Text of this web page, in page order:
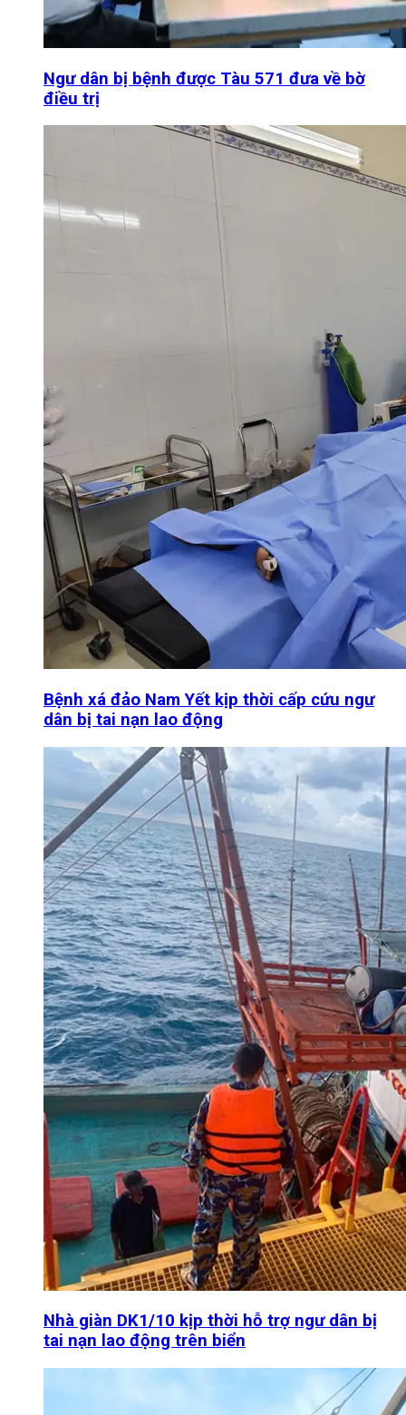
Ngư dân bị bệnh được Tàu 571 đưa về bờ
điều trị
Bệnh xá đảo Nam Yết kịp thời cấp cứu ngư
dân bị tai nạn lao động
Nhà giàn DK1/10 kịp thời hỗ trợ ngư dân bị
tai nạn lao động trên biển